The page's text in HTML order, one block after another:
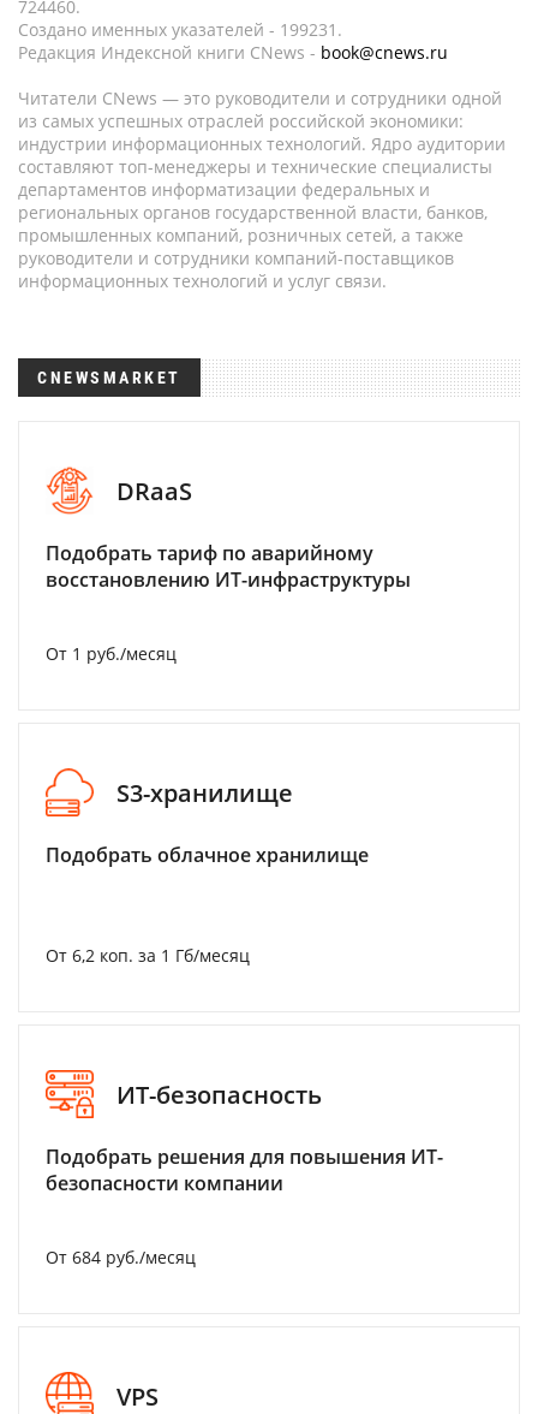
724460.
Создано именных указателей - 199231.
Редакция Индексной книги CNews - book@cnews.ru
Читатели CNews — это руководители и сотрудники одной
из самых успешных отраслей российской экономики:
индустрии информационных технологий. Ядро аудитории
составляют топ-менеджеры и технические специалисты
департаментов информатизации федеральных и
региональных органов государственной власти, банков,
промышленных компаний, розничных сетей, а также
руководители и сотрудники компаний-поставщиков
информационных технологий и услуг связи.
CNEWSMARKET
DRaaS
Подобрать тариф по аварийному
восстановлению ИТ-инфраструктуры
От 1 руб./месяц
S3-хранилище
Подобрать облачное хранилище
От 6,2 коп. за 1 Гб/месяц
ИТ-безопасность
Подобрать решения для повышения ИТ-
безопасности компании
От 684 руб./месяц
VPS